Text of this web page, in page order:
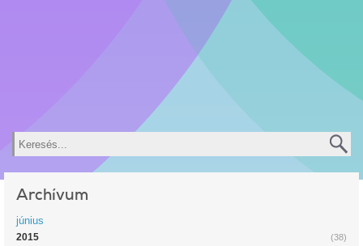
Keresés
Archívum
június
(38)
2015